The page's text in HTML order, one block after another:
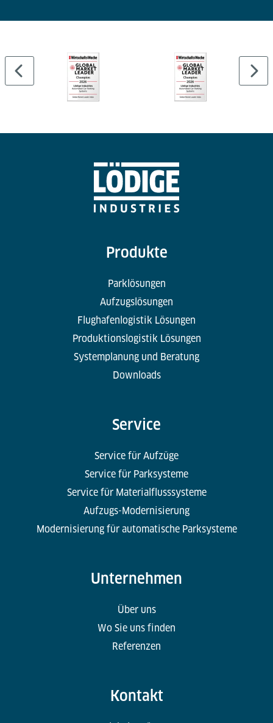
Produkte
Parklösungen
Aufzugslösungen
Flughafenlogistik Lösungen
Produktionslogistik Lösungen
Systemplanung und Beratung
Downloads
Service
Service für Aufzüge
Service für Parksysteme
Service für Materialflusssysteme
Aufzugs-Modernisierung
Modernisierung für automatische Parksysteme
Unternehmen
Über uns
Wo Sie uns finden
Referenzen
Kontakt